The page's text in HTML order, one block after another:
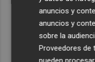
anuncios y
anuncios y
sobre la
Proveedores de